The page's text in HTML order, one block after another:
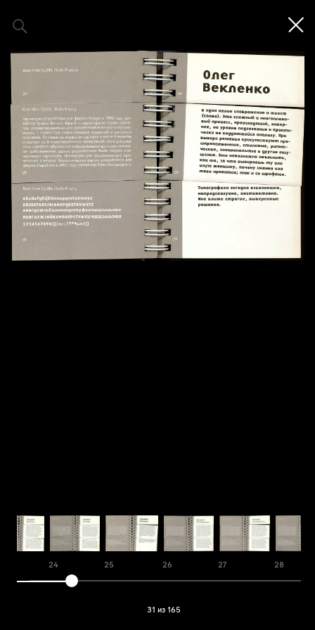
24 25 26 27 28
31 из 165